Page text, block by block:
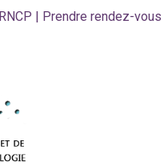
| Prendre rendez-vous